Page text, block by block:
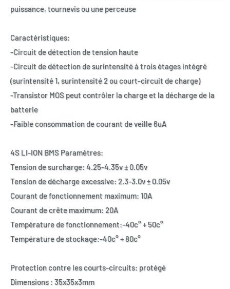
puissance, tournevis ou une perceuse
Caractéristiques:
-Circuit de détection de tension haute
-Circuit de détection de surintensité à trois étages intégré
(surintensité 1, surintensité 2 ou court-circuit de charge)
-Transistor MOS peut contrôler la charge et la décharge de la
batterie
-Faible consommation de courant de veille 6uA
4S LI-ION BMS Paramètres:
Tension de surcharge: 4.25-4.35v ± 0.05v
Tension de décharge excessive: 2.3-3.0v ± 0.05v
Courant de fonctionnement maximum: 10A
Courant de crête maximum: 20A
Température de fonctionnement:-40c° + 50c°
Température de stockage:-40c° + 80c°
Protection contre les courts-circuits: protégé
Dimensions : 35x35x3mm